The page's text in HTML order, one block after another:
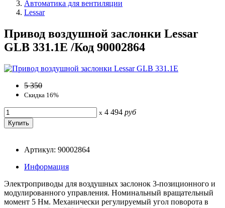
Автоматика для вентиляции
Lessar
Привод воздушной заслонки Lessar
GLB 331.1E /Код 90002864
5 350
Скидка 16%
x 4 494 руб
Артикул: 90002864
Информация
Электроприводы для воздушных заслонок 3-позиционного и
модулированного управления. Номинальный вращательный
момент 5 Нм. Механически регулируемый угол поворота в